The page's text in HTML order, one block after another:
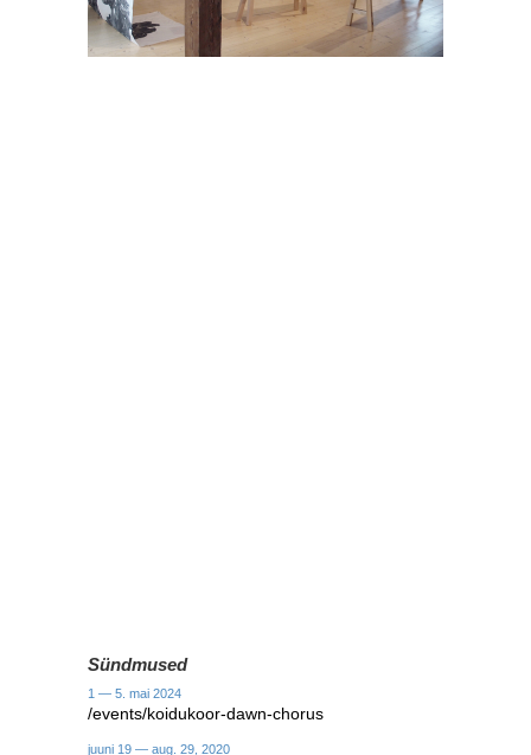
Sündmused
1 — 5. mai 2024
/events/koidukoor-dawn-chorus
juuni 19 — aug. 29, 2020